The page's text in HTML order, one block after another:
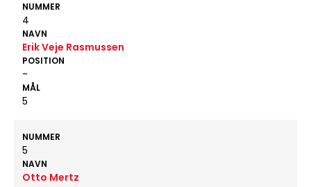
NUMMER
4
NAVN
Erik Veje Rasmussen
POSITION
-
MÅL
5
NUMMER
5
NAVN
Otto Mertz